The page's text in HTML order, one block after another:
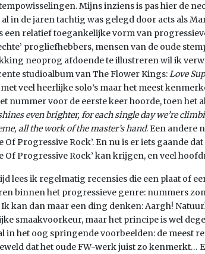
tempowisselingen. Mijns inziens is pas hier de
in de jaren tachtig was gelegd door acts als
een relatief toegankelijke vorm van
progliefhebbers, mensen van de oude
neoprog afdoende te illustreren wil ik
studioalbum van The Flower Kings:Love
veel heerlijke solo’s maar het meest
nummer voor de eerste keer hoorde, toen
even brighter, for each single day we’re
all the work of the master’s hand. Een andere
Of Progressive Rock’. En nu is er iets gaande
Of Progressive Rock’ kan krijgen, en veel
lees ik regelmatig recensies die een plaat of
binnen het progressieve genre: nummers
kan dan maar een ding denken: Aargh!
smaakvoorkeur, maar het principe is wel
in het oog springende voorbeelden: de meest
dat het oude FW-werk juist zo kenmerkt…